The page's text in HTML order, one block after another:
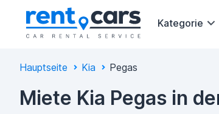
Kategorie
Hauptseite Kia Pegas
Miete Kia Pegas in